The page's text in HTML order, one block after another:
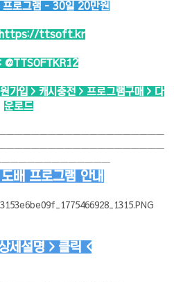
프로그램 - 30일 20만원
https://ttsoft.kr
@TTSOFTKR12
가입 > 캐시충전 > 프로그램구매 > 다
운로드
배 프로그램 안내
세설명 > 클릭 <